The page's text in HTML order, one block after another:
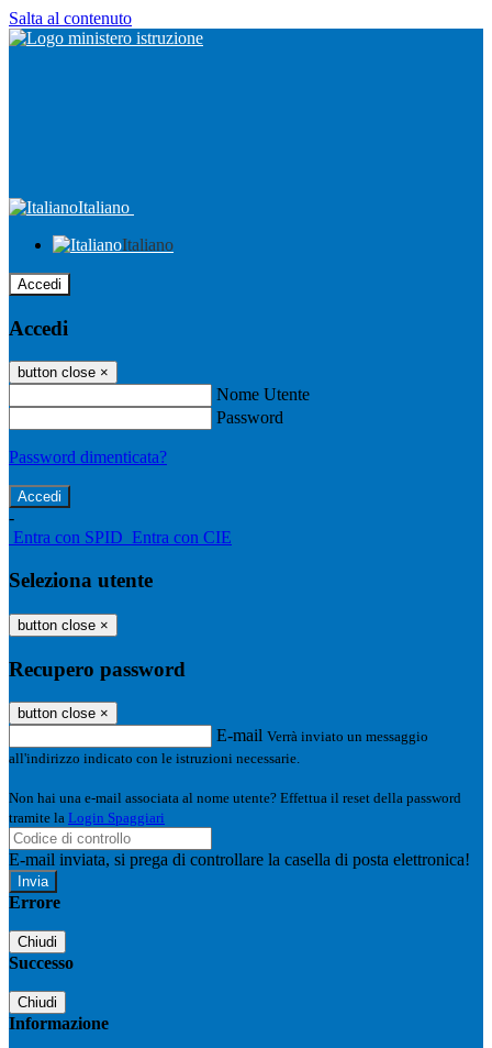
Salta al contenuto
Italiano
Italiano
Accedi
Accedi
button close ×
Nome Utente
Password
Password dimenticata?
-
Entra con SPID Entra con CIE
Seleziona utente
button close ×
Recupero password
button close ×
E-mail Verrà inviato un messaggio
all'indirizzo indicato con le istruzioni necessarie.
Non hai una e-mail associata al nome utente? Effettua il reset della password
tramite la Login Spaggiari
E-mail inviata, si prega di controllare la casella di posta elettronica!
Errore
Chiudi
Successo
Chiudi
Informazione